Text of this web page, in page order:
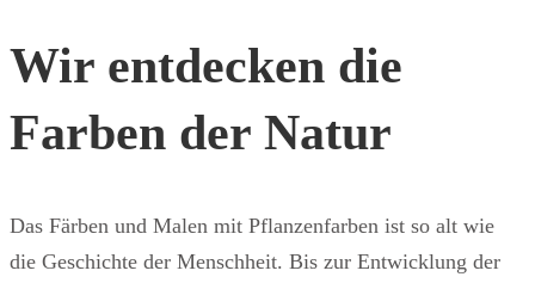
Wir entdecken die
Farben der Natur
Das Färben und Malen mit Pflanzenfarben ist so alt wie
die Geschichte der Menschheit. Bis zur Entwicklung der